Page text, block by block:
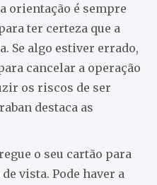
orientação é sempre
ter certeza que a
Se algo estiver errado,
cancelar a operação
os riscos de ser
destaca as
o seu cartão para
vista. Pode haver a